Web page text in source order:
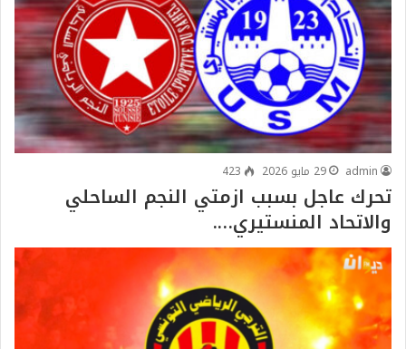
admin 29 مايو 2026 423
تحرك عاجل بسبب ازمتي النجم الساحلي
والاتحاد المنستيري….